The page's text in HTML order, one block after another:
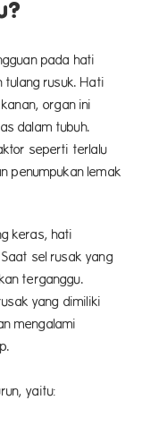
pada hati
rusuk. Hati
organ ini
dalam tubuh.
seperti terlalu
penumpukan lemak
keras, hati
sel rusak yang
terganggu.
yang dimiliki
mengalami
yaitu: